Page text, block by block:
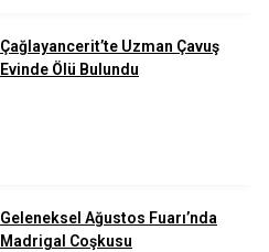
Çağlayancerit’te Uzman Çavuş
Evinde Ölü Bulundu
Geleneksel Ağustos Fuarı’nda
Madrigal Coşkusu